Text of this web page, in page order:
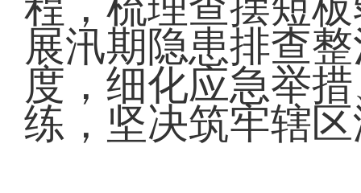
展汛期隐患排查
度，细化应急举
练，坚决筑牢辖